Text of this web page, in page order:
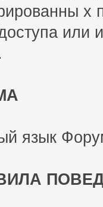
х
язык